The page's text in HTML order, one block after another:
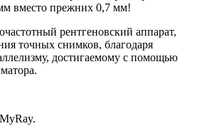
вместо прежних 0,7 мм!
рентгеновский аппарат,
точных снимков, благодаря
достигаемому с помощью